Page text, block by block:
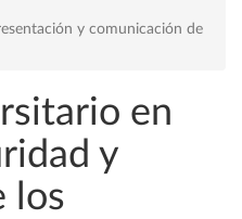
y comunicación de
en
y
los